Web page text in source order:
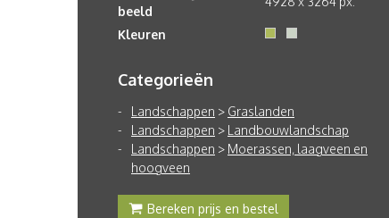
beeld
Kleuren
Categorieën
Landschappen > Graslanden
Landschappen > Landbouwlandschap
Landschappen > Moerassen, laagveen en
hoogveen
Bereken prijs en bestel